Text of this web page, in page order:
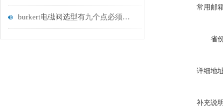
burkert电磁阀选型有九个点必须知道国与百科
常用邮
省
详细地
补充说